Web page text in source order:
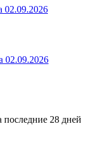
02.09.2026
02.09.2026
28 дней